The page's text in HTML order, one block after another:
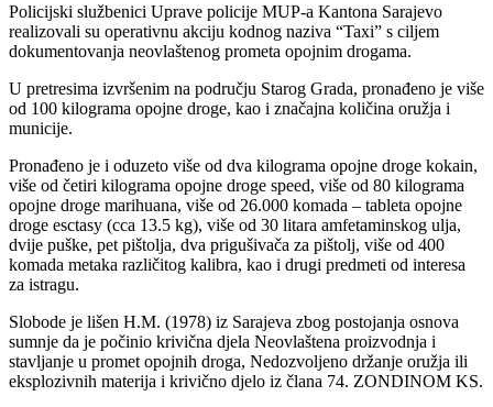
Policijski službenici Uprave policije MUP-a Kantona Sarajevo
realizovali su operativnu akciju kodnog naziva “Taxi” s ciljem
dokumentovanja neovlaštenog prometa opojnim drogama.
U pretresima izvršenim na području Starog Grada, pronađeno je više
od 100 kilograma opojne droge, kao i značajna količina oružja i
municije.
Pronađeno je i oduzeto više od dva kilograma opojne droge kokain,
više od četiri kilograma opojne droge speed, više od 80 kilograma
opojne droge marihuana, više od 26.000 komada – tableta opojne
droge esctasy (cca 13.5 kg), više od 30 litara amfetaminskog ulja,
dvije puške, pet pištolja, dva prigušivača za pištolj, više od 400
komada metaka različitog kalibra, kao i drugi predmeti od interesa
za istragu.
Slobode je lišen H.M. (1978) iz Sarajeva zbog postojanja osnova
sumnje da je počinio krivična djela Neovlaštena proizvodnja i
stavljanje u promet opojnih droga, Nedozvoljeno držanje oružja ili
eksplozivnih materija i krivično djelo iz člana 74. ZONDINOM KS.